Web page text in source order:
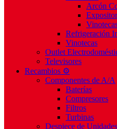
Arcón
Refrigeración
Vinotecas
Outlet
Televisores
Recambios ⚙️
Componentes de A/A
Baterías
Compresores
Filtros
Turbinas
Despiece de Unidades